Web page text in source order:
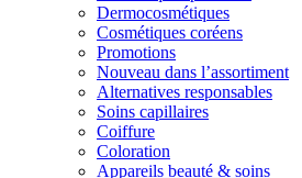
Dermocosmétiques
Cosmétiques coréens
Promotions
Nouveau dans l’assortiment
Alternatives responsables
Soins capillaires
Coiffure
Coloration
Appareils beauté & soins